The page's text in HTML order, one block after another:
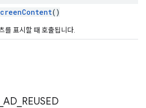
()
를 표시할 때 호출됩니다.
AD REUSED